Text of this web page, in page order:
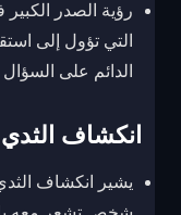
رؤية الصدر
التي تؤول إلى
الدائم على
انكشاف
يشير انكشاف